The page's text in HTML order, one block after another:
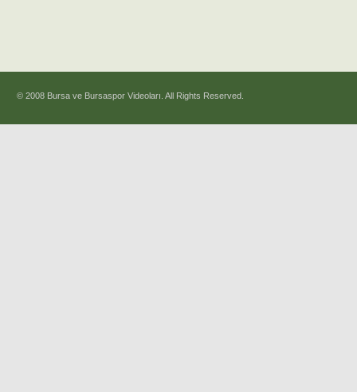
© 2008 Bursa ve Bursaspor Videoları. All Rights Reserved.